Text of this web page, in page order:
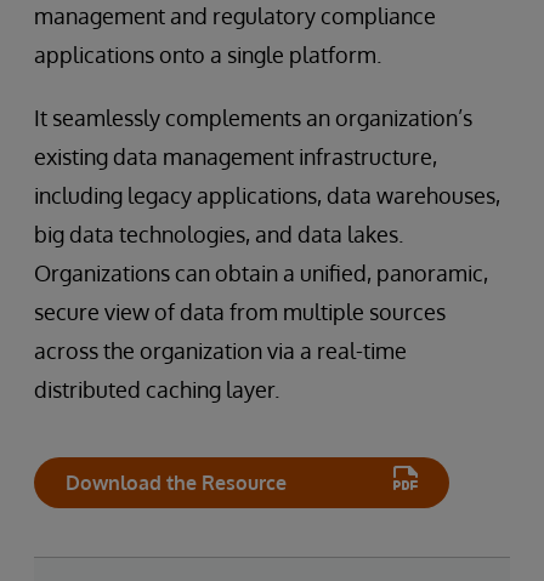
management and regulatory compliance
applications onto a single platform.
It seamlessly complements an organization’s
existing data management infrastructure,
including legacy applications, data warehouses,
big data technologies, and data lakes.
Organizations can obtain a unified, panoramic,
secure view of data from multiple sources
across the organization via a real-time
distributed caching layer.
Download the Resource